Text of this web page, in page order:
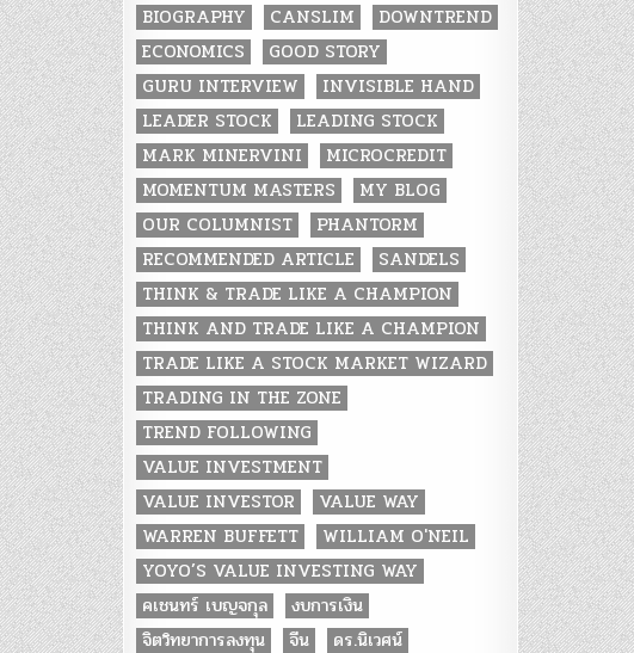
BIOGRAPHY CANSLIM
DOWNTREND
ECONOMICS
GOOD STORY
GURU INTERVIEW
INVISIBLE HAND
LEADER STOCK
LEADING STOCK
MARK MINERVINI
MICROCREDIT
MOMENTUM MASTERS
MY BLOG
OUR COLUMNIST
PHANTORM
RECOMMENDED ARTICLE
SANDELS
THINK & TRADE LIKE A CHAMPION
THINK AND TRADE LIKE A CHAMPION
TRADE LIKE A STOCK MARKET WIZARD
TRADING IN THE ZONE
TREND FOLLOWING
VALUE INVESTMENT
VALUE INVESTOR
VALUE WAY
WARREN BUFFETT
WILLIAM O'NEIL
YOYO’S VALUE INVESTING WAY
คเชนทร์ เบญจกุล
งบการเงิน
จิตวิทยาการลงทุน
จีน ดร.นิเวศน์